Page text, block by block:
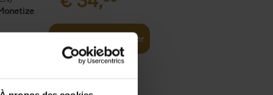
Ajouter au panier